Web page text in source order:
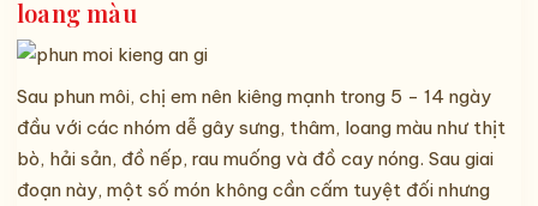
loang màu
Sau phun môi, chị em nên kiêng mạnh trong 5 - 14 ngày
đầu với các nhóm dễ gây sưng, thâm, loang màu như thịt
bò, hải sản, đồ nếp, rau muống và đồ cay nóng. Sau giai
đoạn này, một số món không cần cấm tuyệt đối nhưng